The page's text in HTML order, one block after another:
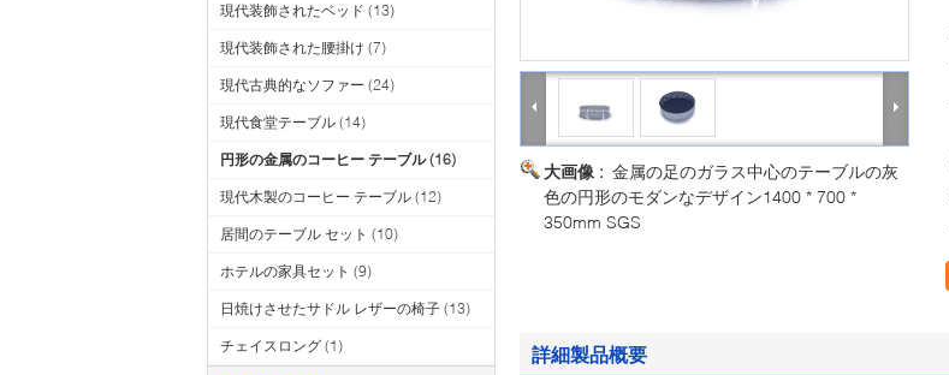
現代装飾されたベッド (13)
現代装飾された腰掛け (7)
現代古典的なソファー (24)
現代食堂テーブル (14)
円形の金属のコーヒー テーブル (16)
現代木製のコーヒー テーブル (12)
居間のテーブル セット (10)
ホテルの家具セット (9)
日焼けさせたサドル レザーの椅子 (13)
チェイスロング (1)
大画像 : 金属の足のガラス中心のテーブルの灰
色の円形のモダンなデザイン1400 * 700 *
350mm SGS
詳細製品概要